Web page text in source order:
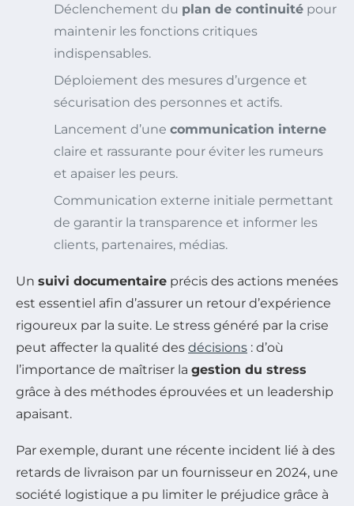
Déclenchement du plan de continuité pour
maintenir les fonctions critiques
indispensables.
Déploiement des mesures d’urgence et
sécurisation des personnes et actifs.
Lancement d’une communication interne
claire et rassurante pour éviter les rumeurs
et apaiser les peurs.
Communication externe initiale permettant
de garantir la transparence et informer les
clients, partenaires, médias.
Un suivi documentaire précis des actions menées
est essentiel afin d’assurer un retour d’expérience
rigoureux par la suite. Le stress généré par la crise
peut affecter la qualité des décisions : d’où
l’importance de maîtriser la gestion du stress
grâce à des méthodes éprouvées et un leadership
apaisant.
Par exemple, durant une récente incident lié à des
retards de livraison par un fournisseur en 2024, une
société logistique a pu limiter le préjudice grâce à